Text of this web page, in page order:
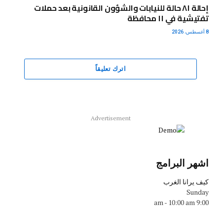
إحالة ٨١ حالة للنيابات والشؤون القانونية بعد حملات
تفتيشية في ١١ محافظة
8 أغسطس، 2026
اترك تعليقاً
Advertisement
اشهر البرامج
كيف يرانا الغرب
Sunday
9:00 am
- 10:00 am